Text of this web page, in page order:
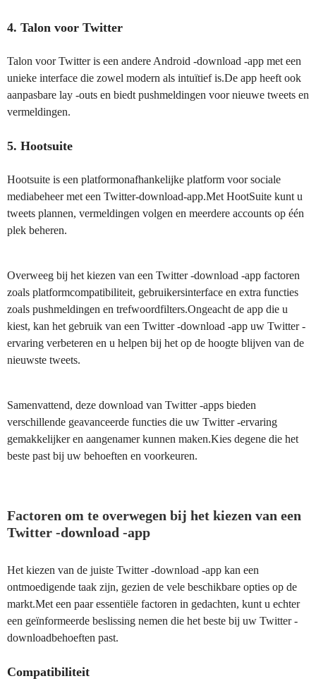
4. Talon voor Twitter
Talon voor Twitter is een andere Android -download -app met een
unieke interface die zowel modern als intuïtief is.De app heeft ook
aanpasbare lay -outs en biedt pushmeldingen voor nieuwe tweets en
vermeldingen.
5. Hootsuite
Hootsuite is een platformonafhankelijke platform voor sociale
mediabeheer met een Twitter-download-app.Met HootSuite kunt u
tweets plannen, vermeldingen volgen en meerdere accounts op één
plek beheren.
Overweeg bij het kiezen van een Twitter -download -app factoren
zoals platformcompatibiliteit, gebruikersinterface en extra functies
zoals pushmeldingen en trefwoordfilters.Ongeacht de app die u
kiest, kan het gebruik van een Twitter -download -app uw Twitter -
ervaring verbeteren en u helpen bij het op de hoogte blijven van de
nieuwste tweets.
Samenvattend, deze download van Twitter -apps bieden
verschillende geavanceerde functies die uw Twitter -ervaring
gemakkelijker en aangenamer kunnen maken.Kies degene die het
beste past bij uw behoeften en voorkeuren.
Factoren om te overwegen bij het kiezen van een
Twitter -download -app
Het kiezen van de juiste Twitter -download -app kan een
ontmoedigende taak zijn, gezien de vele beschikbare opties op de
markt.Met een paar essentiële factoren in gedachten, kunt u echter
een geïnformeerde beslissing nemen die het beste bij uw Twitter -
downloadbehoeften past.
Compatibiliteit